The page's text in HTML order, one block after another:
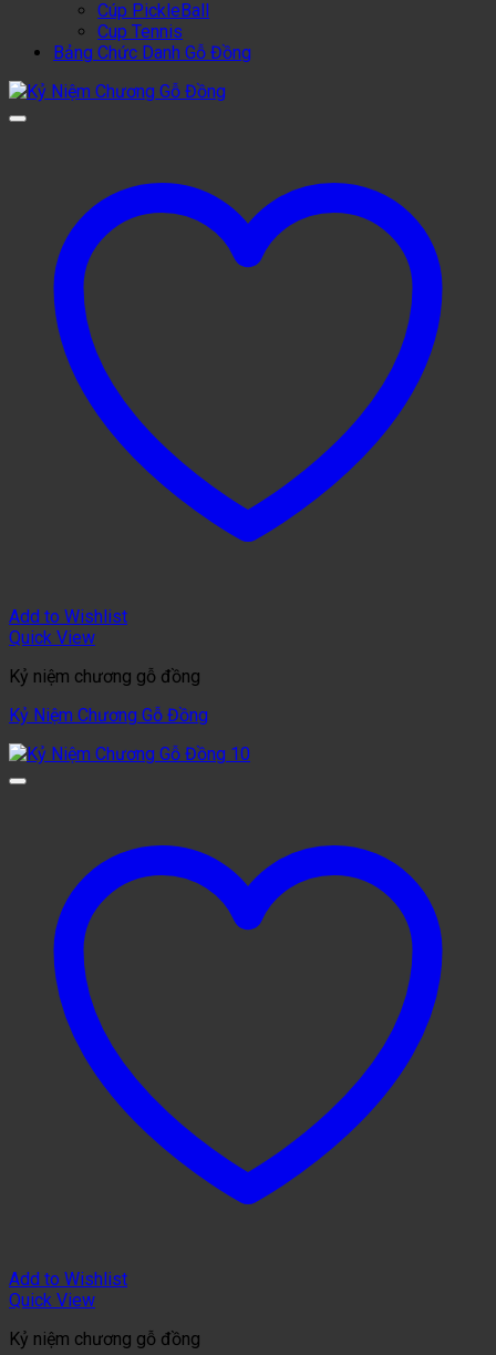
Cúp PickleBall
Cup Tennis
Bảng Chức Danh Gỗ Đồng
Add to Wishlist
Quick View
Kỷ niệm chương gỗ đồng
Kỷ Niệm Chương Gỗ Đồng
Add to Wishlist
Quick View
Kỷ niệm chương gỗ đồng